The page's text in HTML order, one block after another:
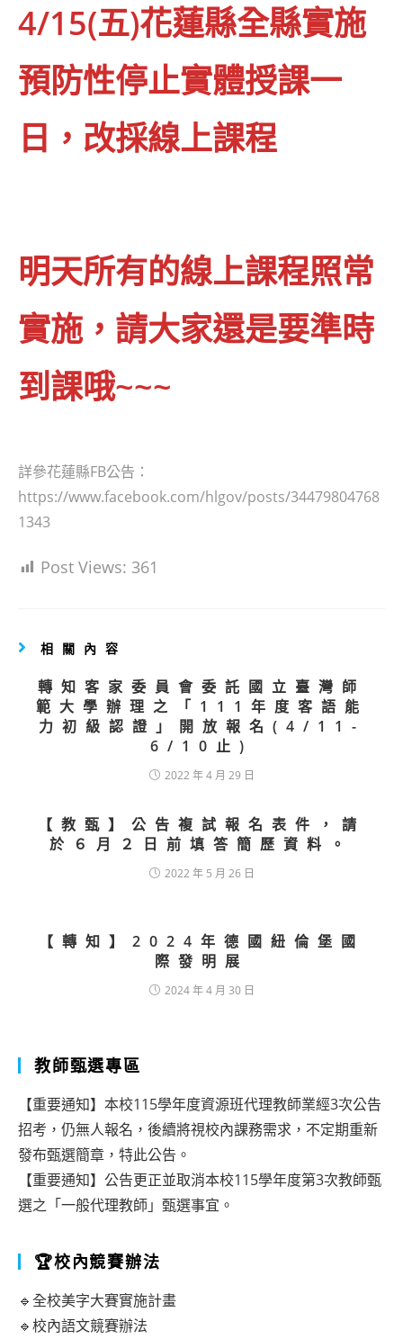
4/15(五)花蓮縣全縣實施
預防性停止實體授課一
日，改採線上課程
明天所有的線上課程照常
實施，請大家還是要準時
到課哦~~~
詳參花蓮縣FB公告：
https://www.facebook.com/hlgov/posts/34479804768
1343
Post Views: 361
相關內容
轉知客家委員會委託國立臺灣師
範大學辦理之「111年度客語能
力初級認證」開放報名(4/11-
6/10止)
2022 年 4 月 29 日
【教甄】公告複試報名表件，請
於６月２日前填答簡歷資料。
2022 年 5 月 26 日
【轉知】2024年德國紐倫堡國
際發明展
2024 年 4 月 30 日
教師甄選專區
【重要通知】本校115學年度資源班代理教師業經3次公告
招考，仍無人報名，後續將視校內課務需求，不定期重新
發布甄選簡章，特此公告。
【重要通知】公告更正並取消本校115學年度第3次教師甄
選之「一般代理教師」甄選事宜。
🏆校內競賽辦法
🔹全校美字大賽實施計畫
🔹校內語文競賽辦法